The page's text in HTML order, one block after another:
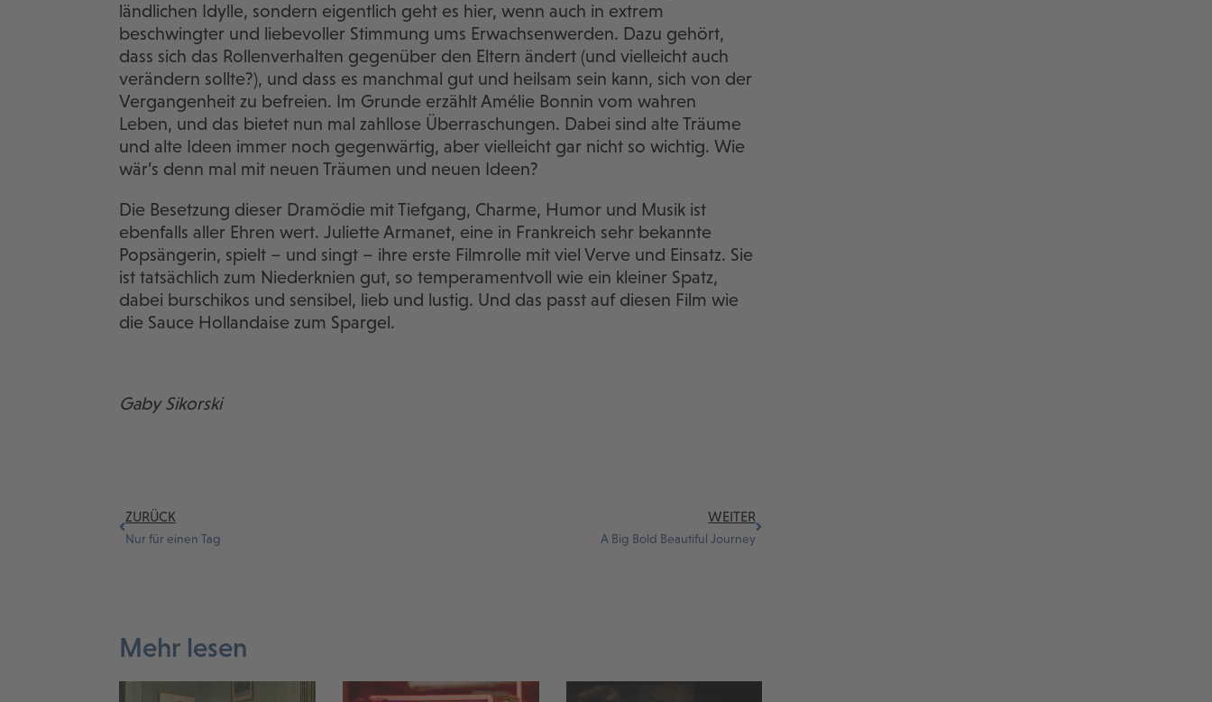
ländlichen Idylle, sondern eigentlich geht es hier, wenn auch in extrem
beschwingter und liebevoller Stimmung ums Erwachsenwerden. Dazu gehört,
dass sich das Rollenverhalten gegenüber den Eltern ändert (und vielleicht auch
verändern sollte?), und dass es manchmal gut und heilsam sein kann, sich von der
Vergangenheit zu befreien. Im Grunde erzählt Amélie Bonnin vom wahren
Leben, und das bietet nun mal zahllose Überraschungen. Dabei sind alte Träume
und alte Ideen immer noch gegenwärtig, aber vielleicht gar nicht so wichtig. Wie
wär’s denn mal mit neuen Träumen und neuen Ideen?
Die Besetzung dieser Dramödie mit Tiefgang, Charme, Humor und Musik ist
ebenfalls aller Ehren wert. Juliette Armanet, eine in Frankreich sehr bekannte
Popsängerin, spielt – und singt – ihre erste Filmrolle mit viel Verve und Einsatz. Sie
ist tatsächlich zum Niederknien gut, so temperamentvoll wie ein kleiner Spatz,
dabei burschikos und sensibel, lieb und lustig. Und das passt auf diesen Film wie
die Sauce Hollandaise zum Spargel.
Gaby Sikorski
ZURÜCK
Nur für einen Tag
WEITER
A Big Bold Beautiful Journey
Mehr lesen